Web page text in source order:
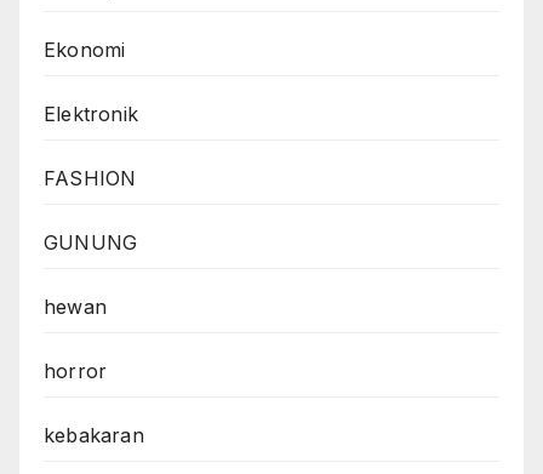
Ekonomi
Elektronik
FASHION
GUNUNG
hewan
horror
kebakaran